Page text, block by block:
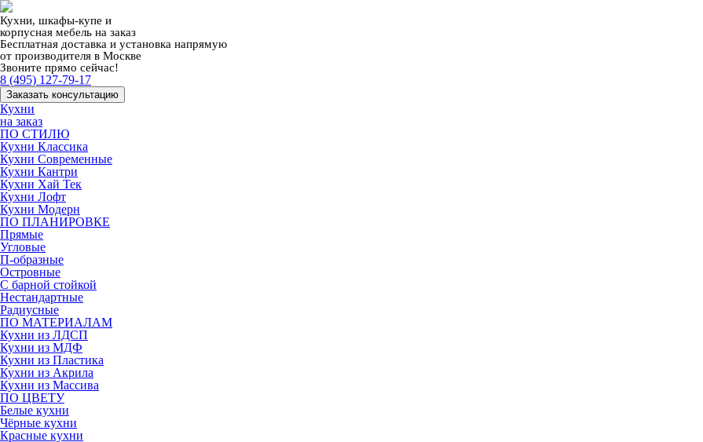
Кухни, шкафы-купе и
корпусная мебель на заказ
Бесплатная доставка и установка напрямую
от производителя в Москве
Звоните прямо сейчас!
8 (495) 127-79-17
Заказать консультацию
Кухни
на заказ
ПО СТИЛЮ
Кухни Классика
Кухни Современные
Кухни Кантри
Кухни Хай Тек
Кухни Лофт
Кухни Модерн
ПО ПЛАНИРОВКЕ
Прямые
Угловые
П-образные
Островные
С барной стойкой
Нестандартные
Радиусные
ПО МАТЕРИАЛАМ
Кухни из ЛДСП
Кухни из МДФ
Кухни из Пластика
Кухни из Акрила
Кухни из Массива
ПО ЦВЕТУ
Белые кухни
Чёрные кухни
Красные кухни